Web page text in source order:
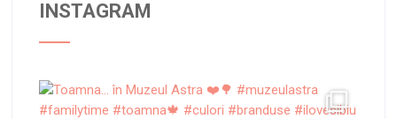
INSTAGRAM